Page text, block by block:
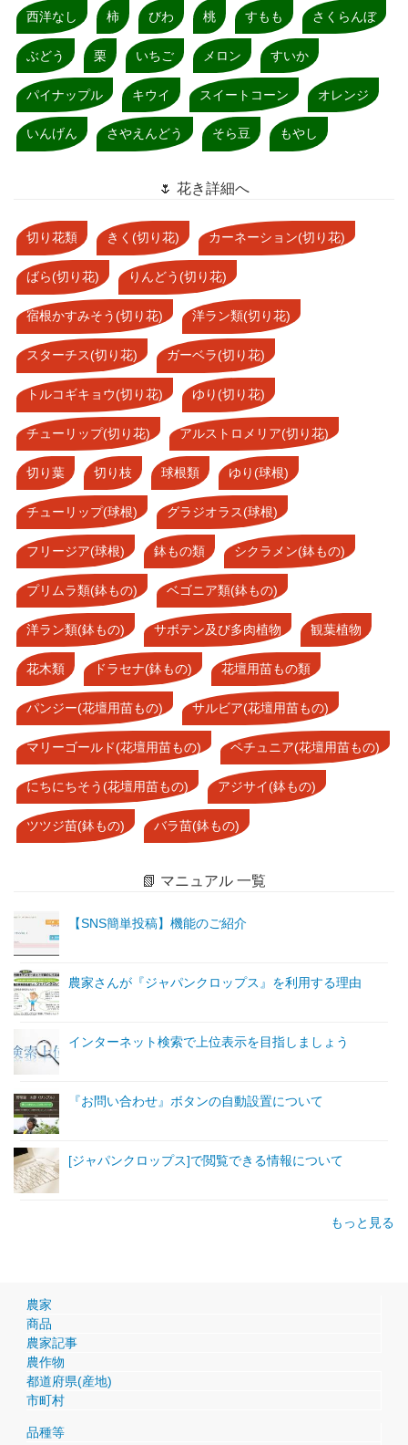
西洋なし 柿 びわ 桃 すもも さくらんぼ
ぶどう 栗 いちご メロン すいか
パイナップル キウイ スイートコーン オレンジ
いんげん さやえんどう そら豆 もやし
🌷 花き詳細へ
切り花類 きく(切り花) カーネーション(切り花)
ばら(切り花) りんどう(切り花)
宿根かすみそう(切り花) 洋ラン類(切り花)
スターチス(切り花) ガーベラ(切り花)
トルコギキョウ(切り花) ゆり(切り花)
チューリップ(切り花) アルストロメリア(切り花)
切り葉 切り枝 球根類 ゆり(球根)
チューリップ(球根) グラジオラス(球根)
フリージア(球根) 鉢もの類 シクラメン(鉢もの)
プリムラ類(鉢もの) ベゴニア類(鉢もの)
洋ラン類(鉢もの) サボテン及び多肉植物 観葉植物
花木類 ドラセナ(鉢もの) 花壇用苗もの類
パンジー(花壇用苗もの) サルビア(花壇用苗もの)
マリーゴールド(花壇用苗もの) ペチュニア(花壇用苗もの)
にちにちそう(花壇用苗もの) アジサイ(鉢もの)
ツツジ苗(鉢もの) バラ苗(鉢もの)
📗 マニュアル 一覧
【SNS簡単投稿】機能のご紹介
農家さんが『ジャパンクロップス』を利用する理由
インターネット検索で上位表示を目指しましょう
『お問い合わせ』ボタンの自動設置について
[ジャパンクロップス]で閲覧できる情報について
もっと見る
農家
商品
農家記事
農作物
都道府県(産地)
市町村
品種等